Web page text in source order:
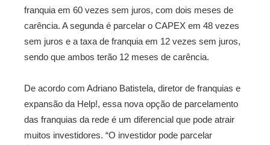
franquia em 60 vezes sem juros, com dois meses de
carência. A segunda é parcelar o CAPEX em 48 vezes
sem juros e a taxa de franquia em 12 vezes sem juros,
sendo que ambos terão 12 meses de carência.
De acordo com Adriano Batistela, diretor de franquias e
expansão da Help!, essa nova opção de parcelamento
das franquias da rede é um diferencial que pode atrair
muitos investidores. “O investidor pode parcelar